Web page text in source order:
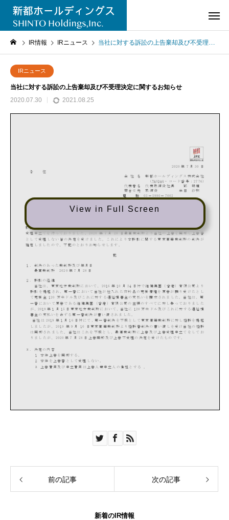
IR情報 IRニュース 当社に対する訴訟の上告棄却及び不受理決定に関するお知らせ
IRニュース
当社に対する訴訟の上告棄却及び不受理決定に関するお知らせ
2020.07.30
2021.08.25
View in Full Screen
前の記事 次の記事
新着のIR情報